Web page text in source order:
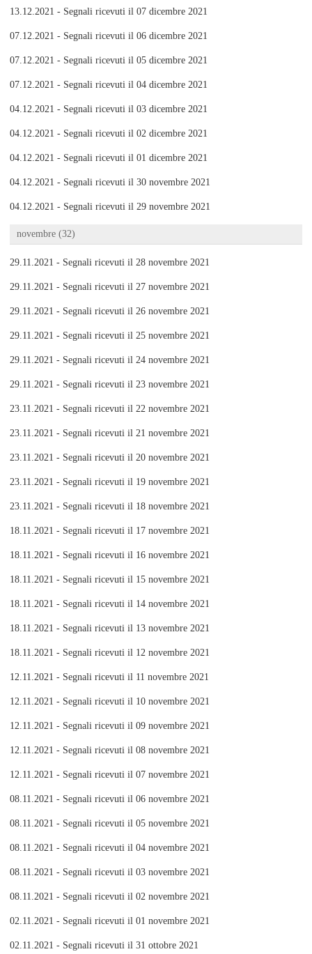
13.12.2021 - Segnali ricevuti il 07 dicembre 2021
07.12.2021 - Segnali ricevuti il 06 dicembre 2021
07.12.2021 - Segnali ricevuti il 05 dicembre 2021
07.12.2021 - Segnali ricevuti il 04 dicembre 2021
04.12.2021 - Segnali ricevuti il 03 dicembre 2021
04.12.2021 - Segnali ricevuti il 02 dicembre 2021
04.12.2021 - Segnali ricevuti il 01 dicembre 2021
04.12.2021 - Segnali ricevuti il 30 novembre 2021
04.12.2021 - Segnali ricevuti il 29 novembre 2021
novembre (32)
29.11.2021 - Segnali ricevuti il 28 novembre 2021
29.11.2021 - Segnali ricevuti il 27 novembre 2021
29.11.2021 - Segnali ricevuti il 26 novembre 2021
29.11.2021 - Segnali ricevuti il 25 novembre 2021
29.11.2021 - Segnali ricevuti il 24 novembre 2021
29.11.2021 - Segnali ricevuti il 23 novembre 2021
23.11.2021 - Segnali ricevuti il 22 novembre 2021
23.11.2021 - Segnali ricevuti il 21 novembre 2021
23.11.2021 - Segnali ricevuti il 20 novembre 2021
23.11.2021 - Segnali ricevuti il 19 novembre 2021
23.11.2021 - Segnali ricevuti il 18 novembre 2021
18.11.2021 - Segnali ricevuti il 17 novembre 2021
18.11.2021 - Segnali ricevuti il 16 novembre 2021
18.11.2021 - Segnali ricevuti il 15 novembre 2021
18.11.2021 - Segnali ricevuti il 14 novembre 2021
18.11.2021 - Segnali ricevuti il 13 novembre 2021
18.11.2021 - Segnali ricevuti il 12 novembre 2021
12.11.2021 - Segnali ricevuti il 11 novembre 2021
12.11.2021 - Segnali ricevuti il 10 novembre 2021
12.11.2021 - Segnali ricevuti il 09 novembre 2021
12.11.2021 - Segnali ricevuti il 08 novembre 2021
12.11.2021 - Segnali ricevuti il 07 novembre 2021
08.11.2021 - Segnali ricevuti il 06 novembre 2021
08.11.2021 - Segnali ricevuti il 05 novembre 2021
08.11.2021 - Segnali ricevuti il 04 novembre 2021
08.11.2021 - Segnali ricevuti il 03 novembre 2021
08.11.2021 - Segnali ricevuti il 02 novembre 2021
02.11.2021 - Segnali ricevuti il 01 novembre 2021
02.11.2021 - Segnali ricevuti il 31 ottobre 2021